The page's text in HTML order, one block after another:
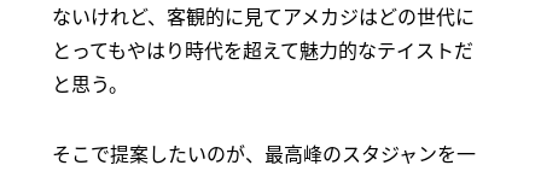
ないけれど、客観的に見てアメカジはどの世代に
とってもやはり時代を超えて魅力的なテイストだ
と思う。
そこで提案したいのが、最高峰のスタジャンを一